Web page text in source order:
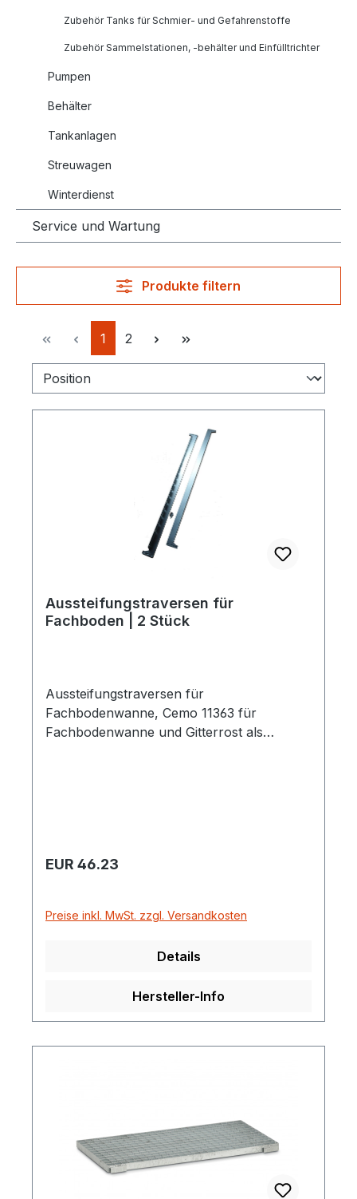
Zubehör Tanks für Schmier- und Gefahrenstoffe
Zubehör Sammelstationen, -behälter und Einfülltrichter
Pumpen
Behälter
Tankanlagen
Streuwagen
Winterdienst
Service und Wartung
Produkte filtern
Seite
1 Seite
2
Aussteifungstraversen für
Fachboden | 2 Stück
Aussteifungstraversen für
Fachbodenwanne, Cemo 11363 für
Fachbodenwanne und Gitterrost als
Regulärer Preis:
EUR 46.23
Preise inkl. MwSt. zzgl. Versandkosten
Details
Hersteller-Info